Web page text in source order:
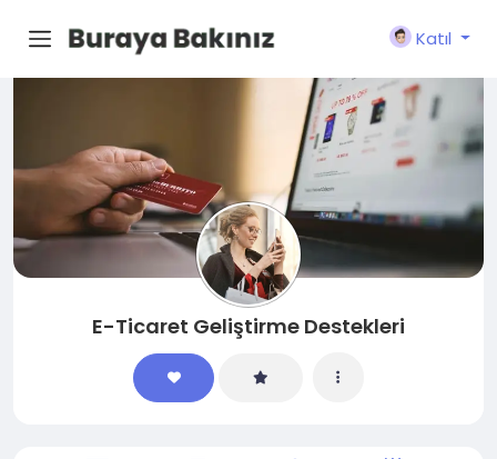
Katıl
E-Ticaret Geliştirme Destekleri